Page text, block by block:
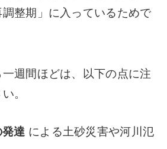
調整期」に入っているためで
週間ほどは、以下の点に注
。
達 による土砂災害や河川氾